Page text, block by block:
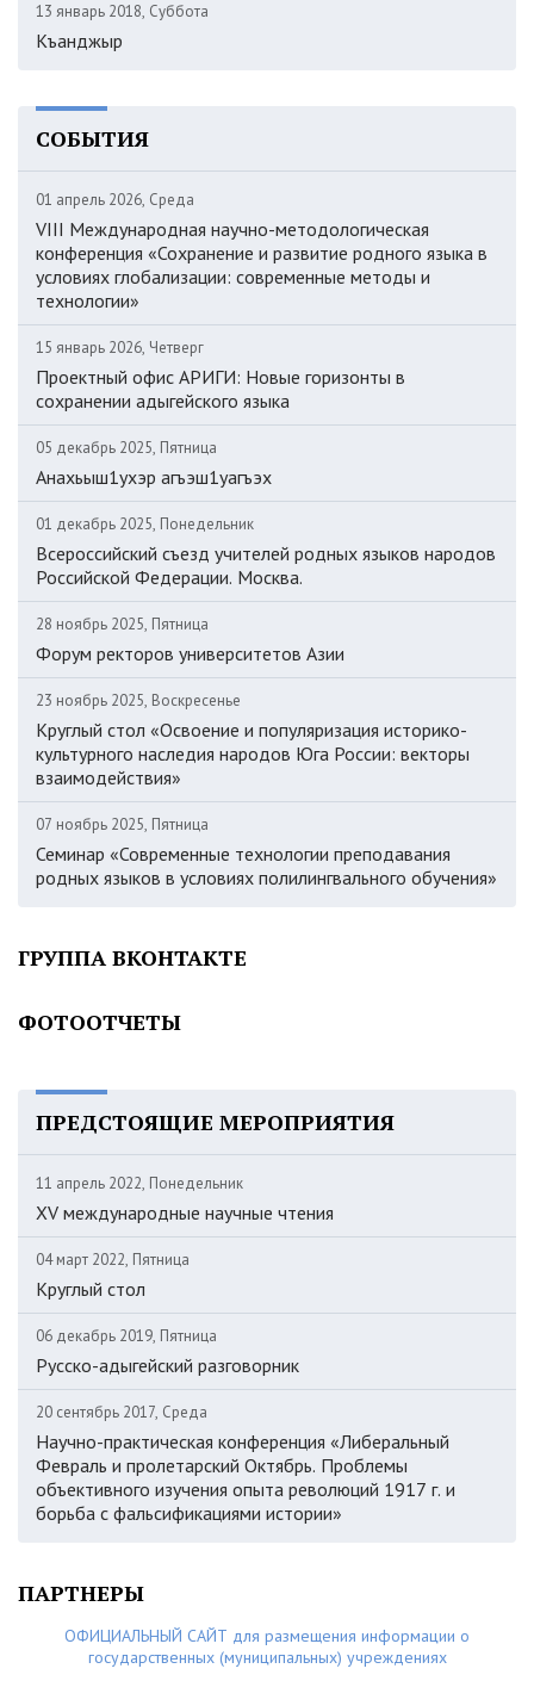
13 январь 2018, Суббота
Къанджыр
СОБЫТИЯ
01 апрель 2026, Среда
VIII Международная научно-методологическая
конференция «Сохранение и развитие родного языка в
условиях глобализации: современные методы и
технологии»
15 январь 2026, Четверг
Проектный офис АРИГИ: Новые горизонты в
сохранении адыгейского языка
05 декабрь 2025, Пятница
Анахьыш1ухэр агъэш1уагъэх
01 декабрь 2025, Понедельник
Всероссийский съезд учителей родных языков народов
Российской Федерации. Москва.
28 ноябрь 2025, Пятница
Форум ректоров университетов Азии
23 ноябрь 2025, Воскресенье
Круглый стол «Освоение и популяризация историко-
культурного наследия народов Юга России: векторы
взаимодействия»
07 ноябрь 2025, Пятница
Семинар «Современные технологии преподавания
родных языков в условиях полилингвального обучения»
ГРУППА ВКОНТАКТЕ
ФОТООТЧЕТЫ
ПРЕДСТОЯЩИЕ МЕРОПРИЯТИЯ
11 апрель 2022, Понедельник
XV международные научные чтения
04 март 2022, Пятница
Круглый стол
06 декабрь 2019, Пятница
Русско-адыгейский разговорник
20 сентябрь 2017, Среда
Научно-практическая конференция «Либеральный
Февраль и пролетарский Октябрь. Проблемы
объективного изучения опыта революций 1917 г. и
борьба с фальсификациями истории»
ПАРТНЕРЫ
ОФИЦИАЛЬНЫЙ САЙТ для размещения информации о
государственных (муниципальных) учреждениях